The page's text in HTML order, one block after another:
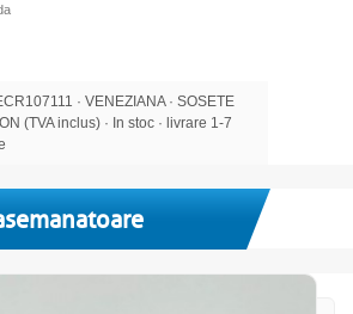
· VENEZIANA · SOSETE
(TVA inclus) · In stoc · livrare 1-7